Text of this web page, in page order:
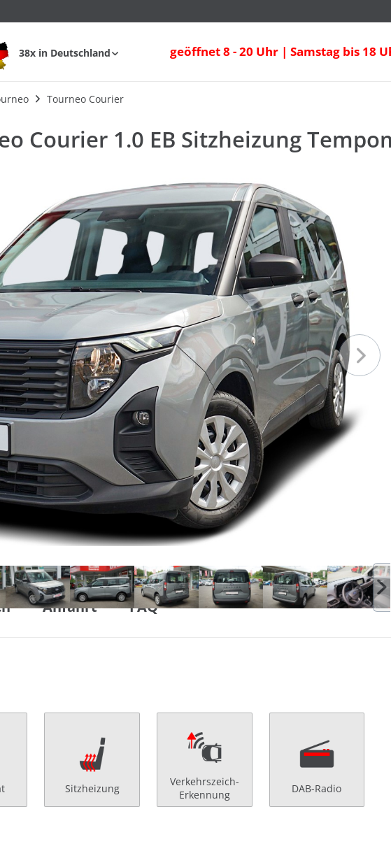
38x in Deutschland geöffnet 8 - 20 Uhr | Samstag bis 18
Tourneo Courier
Courier 1.0 EB Sitzheizung Tempomat
Verbrauch
Courier 1.0 EB Sitzheizung
Anfahrt FAQ
Sitzheizung
Verkehrszeich-
Erkennung
DAB-Radio